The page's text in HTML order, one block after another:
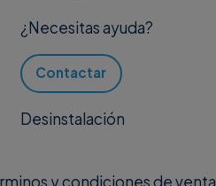
¿Necesitas ayuda?
Contactar
Desinstalación
y condiciones de venta